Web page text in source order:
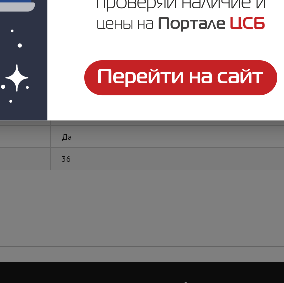
REXANT
Да
36